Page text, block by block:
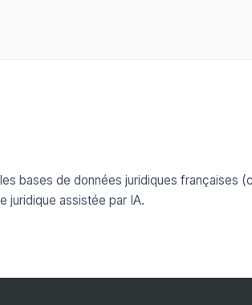
bases de données juridiques françaises
juridique assistée par IA.